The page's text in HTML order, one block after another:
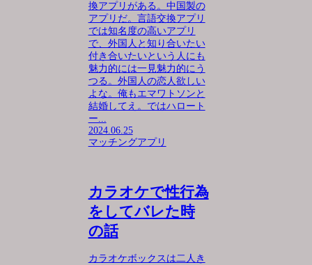
換アプリがある。中国製の
アプリだ。言語交換アプリ
では知名度の高いアプリ
で、外国人と知り合いたい
付き合いたいという人にも
魅力的には一見魅力的にう
つる。外国人の恋人欲しい
よな。俺もエマワトソンと
結婚してえ。ではハロート
ー...
2024.06.25
マッチングアプリ
カラオケで性行為
をしてバレた時
の話
カラオケボックスは二人き